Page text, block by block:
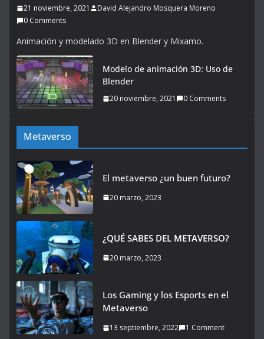
21 noviembre, 2021
David Alejandro Mosquera Moreno
0 Comments
Animación y modelado 3D en Blender y Mixamo.
Modelo de animación 3D: Uso de
Blender
20 noviembre, 2021 0 Comments
Metaverso
El metaverso ¿un buen futuro?
20 marzo, 2023
¿QUÉ SABES DEL METAVERSO?
20 marzo, 2023
Los Gaming y los Esports en el
Metaverso
13 septiembre, 2022 1 Comment